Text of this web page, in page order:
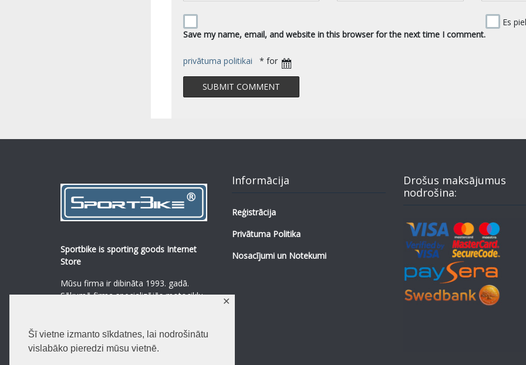
Šī vietne izmanto sīkdatnes, lai nodrošinātu
vislabāko pieredzi mūsu vietnē.
✕
Save my name, email, and website in this browser for the next time I comment.
Es
privātuma politikai * for
Sportbike is sporting goods Internet
Store
Mūsu firma ir dibināta 1993. gadā.
Sākumā firma specializējās motociklu,
Lasīt vairāk
Informācija
Reģistrācija
Privātuma Politika
Nosacījumi un Notekumi
Drošus maksājumus
nodrošina:
0